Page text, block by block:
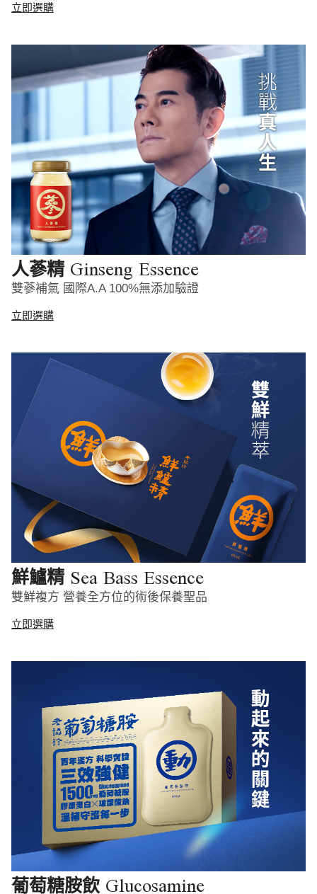
立即選購
人蔘精 Ginseng Essence
雙蔘補氣 國際A.A 100%無添加驗證
立即選購
鮮鱸精 Sea Bass Essence
雙鮮複方 營養全方位的術後保養聖品
立即選購
葡萄糖胺飲